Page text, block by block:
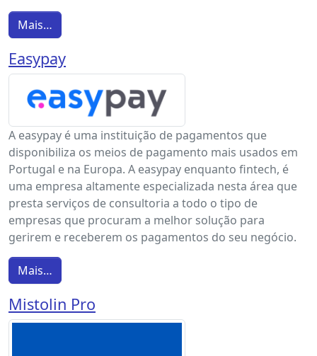
Mais…
Easypay
A easypay é uma instituição de pagamentos que
disponibiliza os meios de pagamento mais usados em
Portugal e na Europa. A easypay enquanto fintech, é
uma empresa altamente especializada nesta área que
presta serviços de consultoria a todo o tipo de
empresas que procuram a melhor solução para
gerirem e receberem os pagamentos do seu negócio.
Mais…
Mistolin Pro